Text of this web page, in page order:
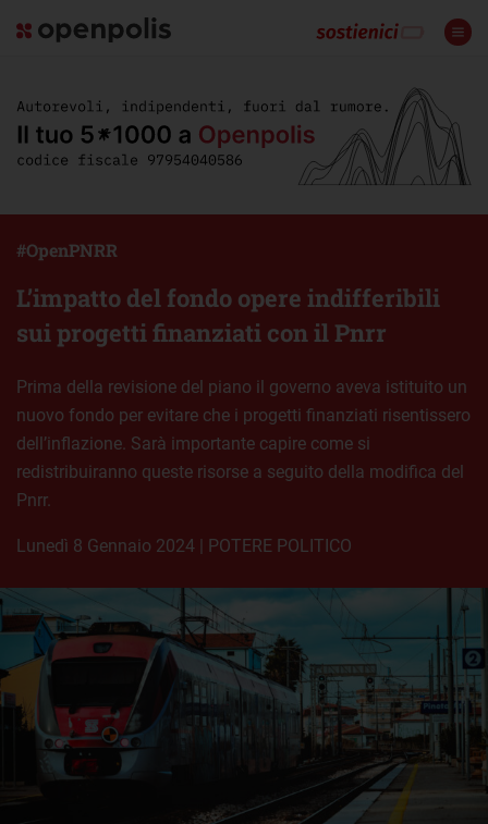
L’impatto del fondo opere indifferibili
sui progetti finanziati con il Pnrr
#OpenPNRR
Prima della revisione del piano il governo aveva istituito un
nuovo fondo per evitare che i progetti finanziati risentissero
dell’inflazione. Sarà importante capire come si
redistribuiranno queste risorse a seguito della modifica del
Pnrr.
lunedì 8 Gennaio 2024 | POTERE POLITICO